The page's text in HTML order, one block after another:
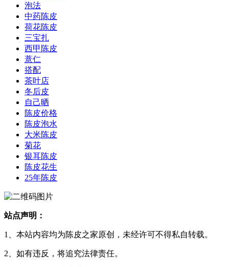
泡法
中药陈皮
荷花陈皮
三宝扎
西甲陈皮
薏仁
搭配
茶叶店
冬后皮
自己晒
陈皮价格
陈皮泡水
大米陈皮
菊花
银耳陈皮
陈皮花生
25年陈皮
站点声明：
1、本站内容均为陈皮之家原创，未经许可不得私自转载。
2、如有违反，将追究法律责任。